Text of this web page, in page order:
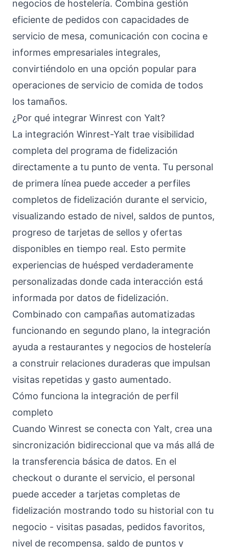
negocios de hostelería. Combina gestión
eficiente de pedidos con capacidades de
servicio de mesa, comunicación con cocina e
informes empresariales integrales,
convirtiéndolo en una opción popular para
operaciones de servicio de comida de todos
los tamaños.
¿Por qué integrar Winrest con Yalt?
La integración Winrest-Yalt trae visibilidad
completa del programa de fidelización
directamente a tu punto de venta. Tu personal
de primera línea puede acceder a perfiles
completos de fidelización durante el servicio,
visualizando estado de nivel, saldos de puntos,
progreso de tarjetas de sellos y ofertas
disponibles en tiempo real. Esto permite
experiencias de huésped verdaderamente
personalizadas donde cada interacción está
informada por datos de fidelización.
Combinado con campañas automatizadas
funcionando en segundo plano, la integración
ayuda a restaurantes y negocios de hostelería
a construir relaciones duraderas que impulsan
visitas repetidas y gasto aumentado.
Cómo funciona la integración de perfil
completo
Cuando Winrest se conecta con Yalt, crea una
sincronización bidireccional que va más allá de
la transferencia básica de datos. En el
checkout o durante el servicio, el personal
puede acceder a tarjetas completas de
fidelización mostrando todo su historial con tu
negocio - visitas pasadas, pedidos favoritos,
nivel de recompensa, saldo de puntos y